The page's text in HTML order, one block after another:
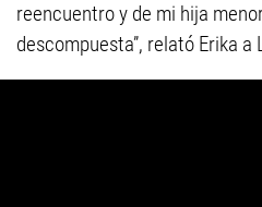
reencuentro y de mi hija
descompuesta”, relató Erika a